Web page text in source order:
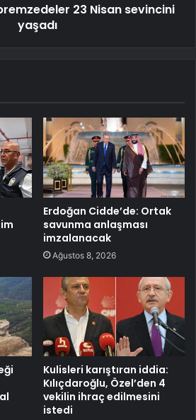
23 Nisan sevincini
yaşadı
Erdoğan Cidde’de: Ortak
savunma anlaşması
imzalanacak
Ağustos 8, 2026
Kulisleri karıştıran iddia:
Kılıçdaroğlu, Özel’den 4
vekilin ihraç edilmesini
istedi